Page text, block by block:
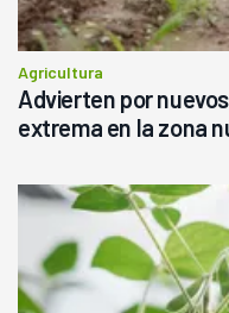
Agricultura
Advierten por
extrema en la zona